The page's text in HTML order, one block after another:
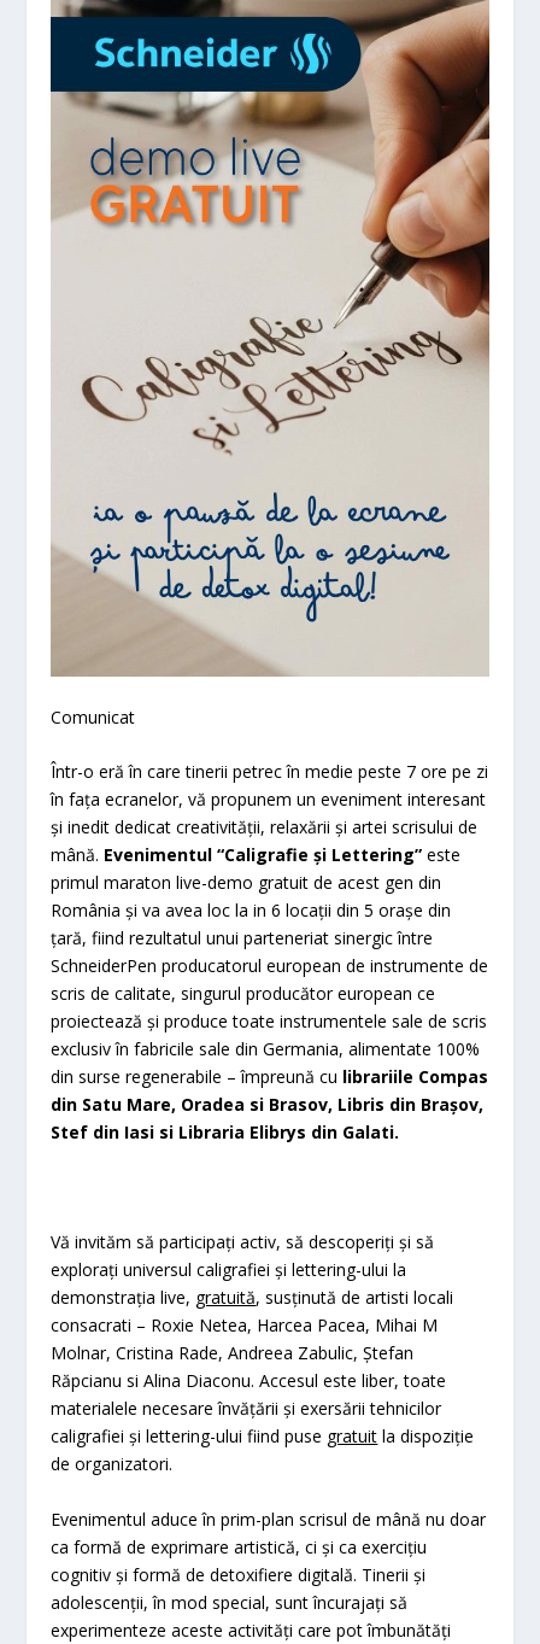
Comunicat
Într-o eră în care tinerii petrec în medie peste 7 ore pe zi
în fața ecranelor, vă propunem un eveniment interesant
și inedit dedicat creativității, relaxării și artei scrisului de
mână. Evenimentul “Caligrafie și Lettering” este
primul maraton live-demo gratuit de acest gen din
România și va avea loc la in 6 locații din 5 orașe din
țară, fiind rezultatul unui parteneriat sinergic între
SchneiderPen producatorul european de instrumente de
scris de calitate, singurul producător european ce
proiectează și produce toate instrumentele sale de scris
exclusiv în fabricile sale din Germania, alimentate 100%
din surse regenerabile – împreună cu librariile Compas
din Satu Mare, Oradea si Brasov, Libris din Brașov,
Stef din Iasi si Libraria Elibrys din Galati.
Vă invităm să participați activ, să descoperiți și să
explorați universul caligrafiei și lettering-ului la
demonstrația live, gratuită, susținută de artisti locali
consacrati – Roxie Netea, Harcea Pacea, Mihai M
Molnar, Cristina Rade, Andreea Zabulic, Ștefan
Răpcianu si Alina Diaconu. Accesul este liber, toate
materialele necesare învățării și exersării tehnicilor
caligrafiei și lettering-ului fiind puse gratuit la dispoziție
de organizatori.
Evenimentul aduce în prim-plan scrisul de mână nu doar
ca formă de exprimare artistică, ci și ca exercițiu
cognitiv și formă de detoxifiere digitală. Tinerii și
adolescenții, în mod special, sunt încurajați să
experimenteze aceste activități care pot îmbunătăți